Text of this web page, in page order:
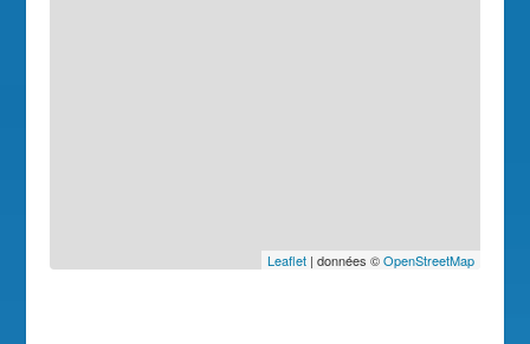
Leaflet| données ©OpenStreetMap